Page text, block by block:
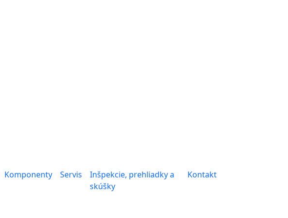
Komponenty Servis
Inšpekcie, prehliadky a
skúšky
Kontakt